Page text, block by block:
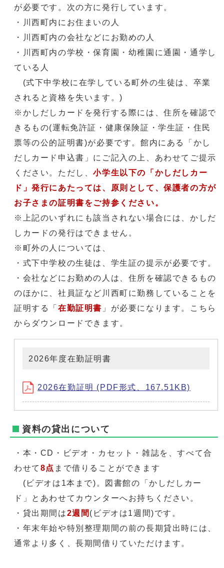
が必要です。次の方に発行しています。
・川西町内にお住まいの人
・川西町内の会社などにお勤めの人
・川西町内の学校・保育園・幼稚園に通園・通学し
ている人
(式下中学校に在学している町外の生徒は、卒業
されると資格を失います。)
※かしだしカードを発行する際には、住所を確認で
きるもの(運転免許証・健康保険証・学生証・住民
票等の公的証明書)が必要です。館内にある「かし
だしカード申込書」にご記入の上、あわせてご提示
ください。ただし、小学生以下の「かしだしカー
ド」発行にあたっては、原則として、保護者の方が
お子さまの証明書をご持参ください。
※上記のいずれにも該当されない場合には、かしだ
しカードの発行はできません。
※町外の人については、
・式下中学校の生徒は、学生証の提示が必要です。
・会社などにお勤めの人は、住所を確認できるもの
のほかに、社員証など川西町に勤務していることを
証明する「 在勤証明書 」が必要になります。こちら
からダウンロードできます。
2026年度在勤証明書
2026在勤証明 (PDF形式、167.51KB)
資料の貸出について
・本・CD・ビデオ・カセット・雑誌を、すべて合
わせて 8点 まで借りることができます
(ビデオは1本まで)。図書館の「かしだしカー
ド」とあわせてカウンターへお持ちください。
・貸出期間は2週間 (ビデオは1週間)です。
・年末年始や特別整理期間の前の長期貸出時には、
通常より多く、長期間借りていただけます。